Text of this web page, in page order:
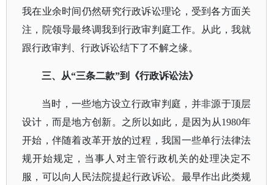
我在业余时间仍然研究行政诉讼理论，受到各方面关
注，院领导最终调我到行政审判庭工作。从此，我就
跟行政审判、行政诉讼结下了不解之缘。
三、从“三条二款”到《行政诉讼法》
当时，一些地方设立行政审判庭，并非源于顶层
设计，而是地方创新。之所以如此，是因为从1980年
开始，伴随着改革开放的过程，我国一些单行法律法
规开始规定，当事人对主管行政机关的处理决定不
服，可以向人民法院提起行政诉讼。最早作出此类规